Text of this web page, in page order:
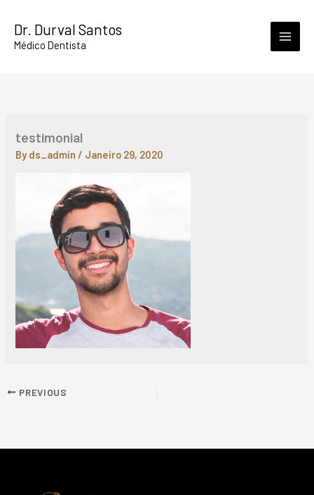
content
Dr. Durval Santos
Médico Dentista
testimonial
By ds_admin/ Janeiro 29, 2020
PREVIOUS